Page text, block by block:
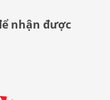
nhận được